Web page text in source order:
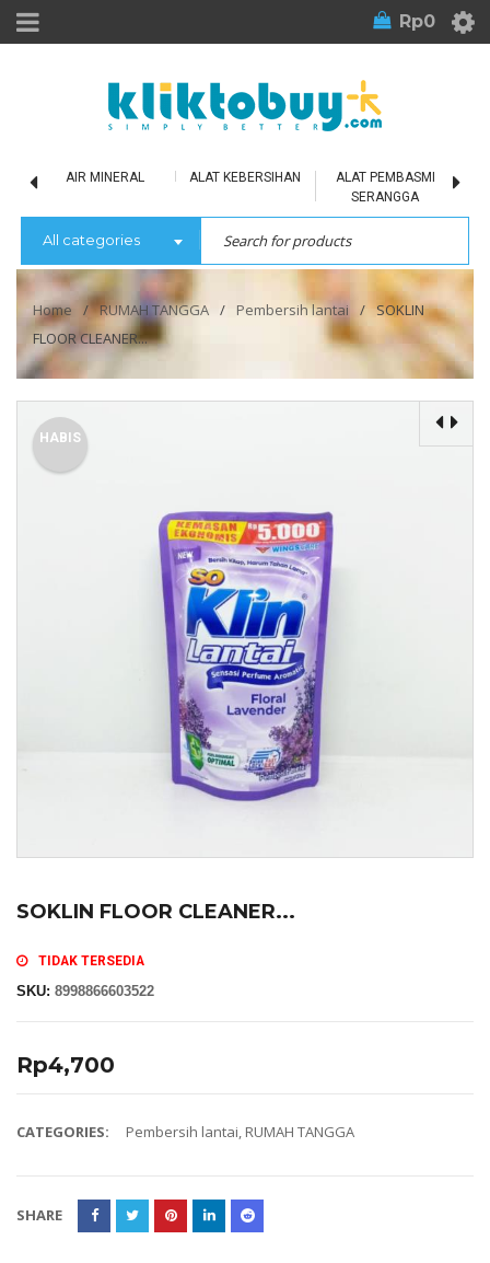
Rp0
AIR MINERAL ALAT KEBERSIHAN
ALAT PEMBASMI
SERANGGA
All categories
Home / RUMAH TANGGA / Pembersih lantai / SOKLIN
FLOOR CLEANER...
HABIS
SOKLIN FLOOR CLEANER...
TIDAK TERSEDIA
SKU: 8998866603522
Rp4,700
CATEGORIES: Pembersih lantai, RUMAH TANGGA
SHARE